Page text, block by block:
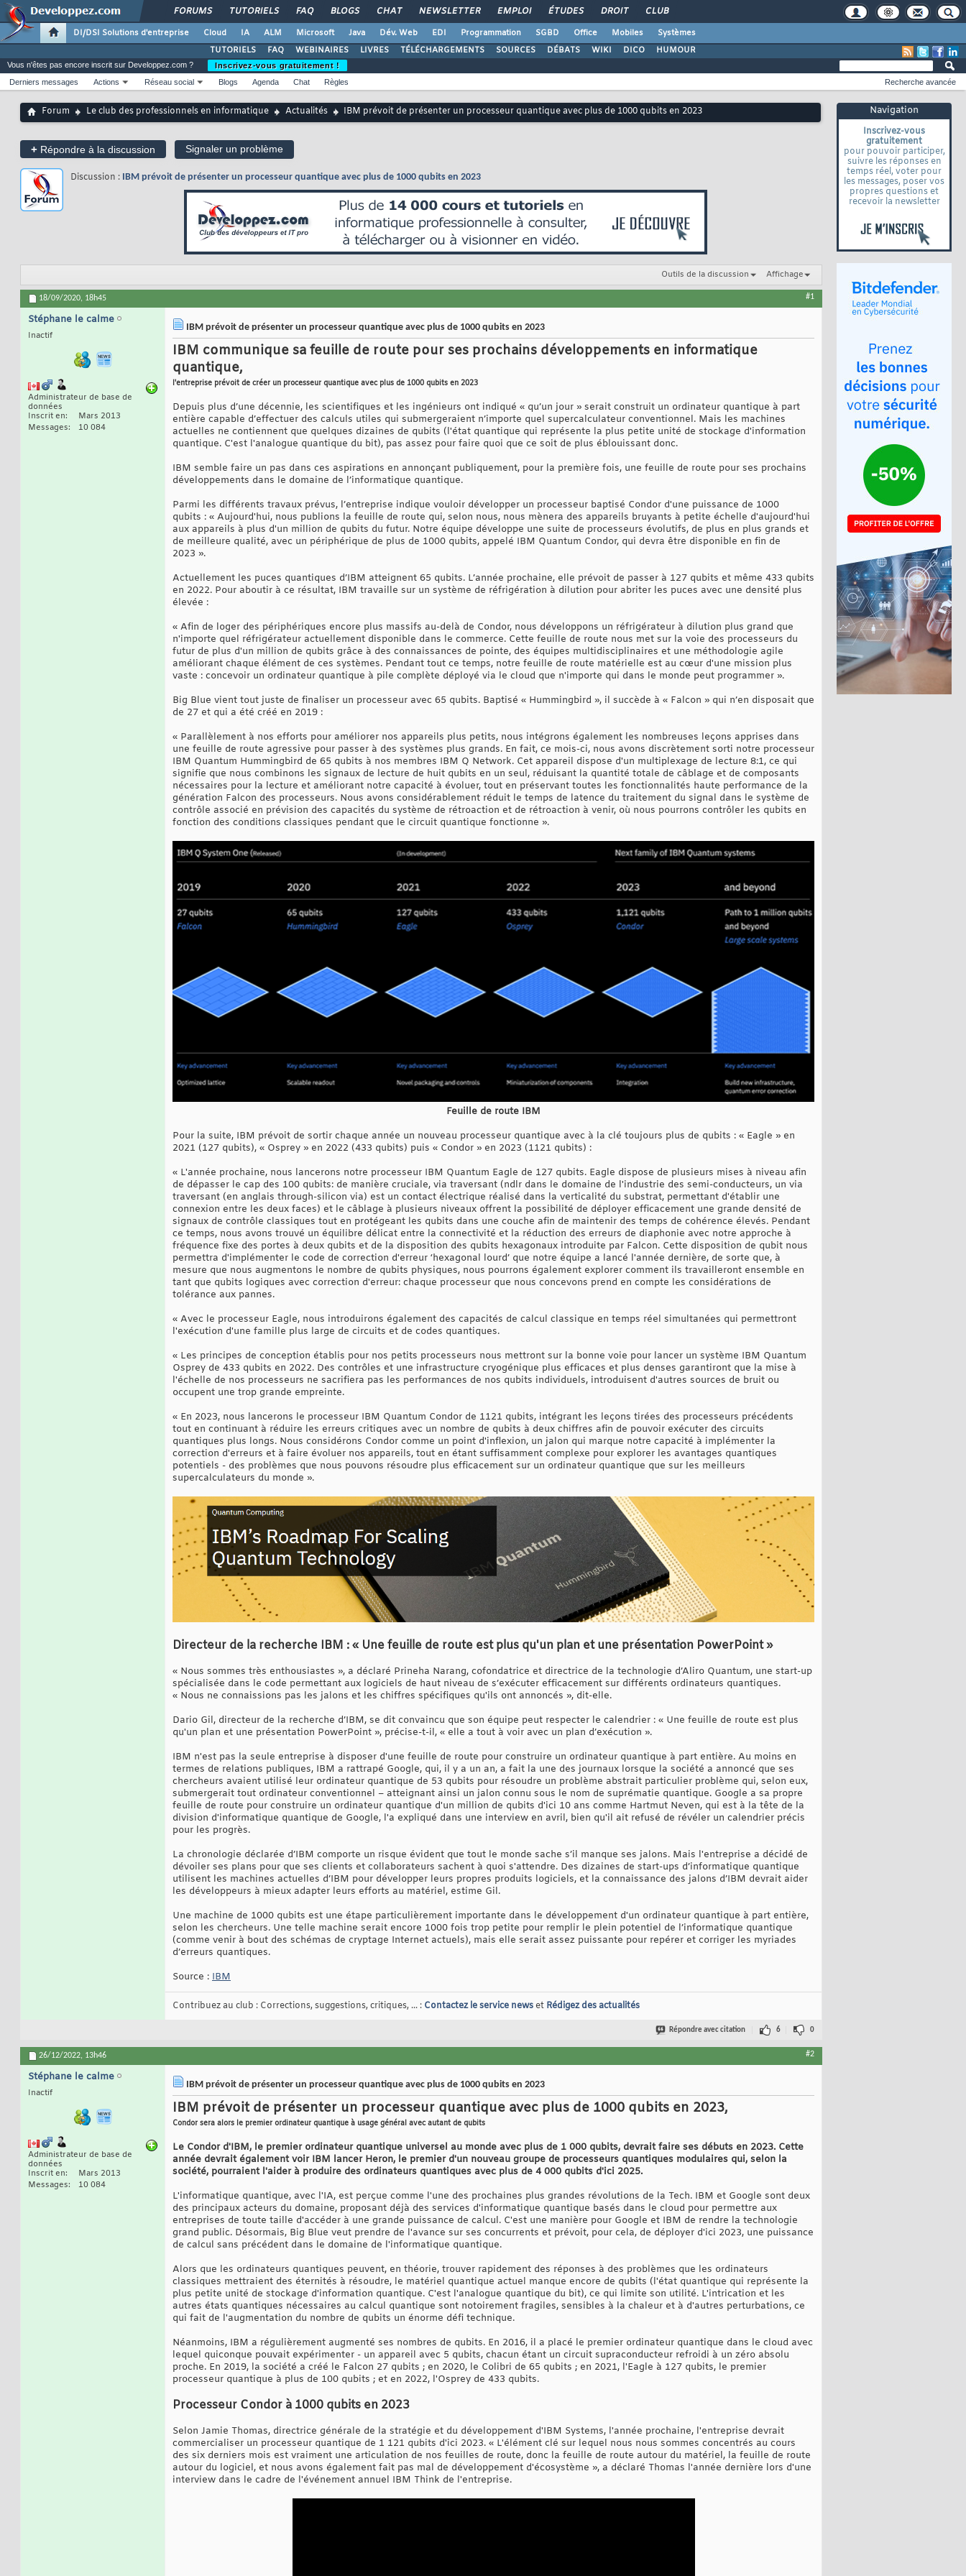
FORUMS TUTORIELS FAQ BLOGS CHAT NEWSLETTER EMPLOI ÉTUDES DROIT CLUB
DI/DSI Solutions d'entreprise Cloud IA ALM Microsoft Java Dév. Web EDI Programmation SGBD Office Mobiles
Systèmes
TUTORIELS
FAQ WEBINAIRES LIVRES TÉLÉCHARGEMENTS SOURCES DÉBATS WIKI DICO HUMOUR
Navigation
Inscrivez-vous
gratuitement
pour pouvoir participer,
suivre les réponses en
temps réel, voter pour
les messages, poser vos
propres questions et
recevoir la newsletter
Vous n'êtes pas encore inscrit sur Developpez.com ?
Inscrivez-vous gratuitement !
Derniers messages
Actions Réseau social Blogs Agenda Chat Règles Recherche avancée
Forum Le club des professionnels en informatique Actualités IBM prévoit de présenter un processeur quantique avec plus de 1000 qubits en 2023
+ Répondre à la discussion Signaler un problème
Discussion : IBM prévoit de présenter un processeur quantique avec plus de 1000 qubits en 2023
Outils de la discussion Affichage
18/09/2020, 18h45 #1
Stéphane le calme
Inactif
Administrateur de base de
données
Inscrit en
Mars 2013
Messages
10 084
IBM prévoit de présenter un processeur quantique avec plus de 1000 qubits en 2023
IBM communique sa feuille de route pour ses prochains développements en informatique
quantique,
l'entreprise prévoit de créer un processeur quantique avec plus de 1000 qubits en 2023
Depuis plus d’une décennie, les scientifiques et les ingénieurs ont indiqué « qu’un jour » serait construit un ordinateur quantique à part
entière capable d’effectuer des calculs utiles qui submergeraient n’importe quel supercalculateur conventionnel. Mais les machines
actuelles ne contiennent que quelques dizaines de qubits (l'état quantique qui représente la plus petite unité de stockage d'information
quantique. C'est l'analogue quantique du bit), pas assez pour faire quoi que ce soit de plus éblouissant donc.
IBM semble faire un pas dans ces aspirations en annonçant publiquement, pour la première fois, une feuille de route pour ses prochains
développements dans le domaine de l’informatique quantique.
Parmi les différents travaux prévus, l’entreprise indique vouloir développer un processeur baptisé Condor d'une puissance de 1000
qubits : « Aujourd'hui, nous publions la feuille de route qui, selon nous, nous mènera des appareils bruyants à petite échelle d'aujourd'hui
aux appareils à plus d'un million de qubits du futur. Notre équipe développe une suite de processeurs évolutifs, de plus en plus grands et
de meilleure qualité, avec un périphérique de plus de 1000 qubits, appelé IBM Quantum Condor, qui devra être disponible en fin de
2023 ».
Actuellement les puces quantiques d’IBM atteignent 65 qubits. L’année prochaine, elle prévoit de passer à 127 qubits et même 433 qubits
en 2022. Pour aboutir à ce résultat, IBM travaille sur un système de réfrigération à dilution pour abriter les puces avec une densité plus
élevée :
« Afin de loger des périphériques encore plus massifs au-delà de Condor, nous développons un réfrigérateur à dilution plus grand que
n'importe quel réfrigérateur actuellement disponible dans le commerce. Cette feuille de route nous met sur la voie des processeurs du
futur de plus d'un million de qubits grâce à des connaissances de pointe, des équipes multidisciplinaires et une méthodologie agile
améliorant chaque élément de ces systèmes. Pendant tout ce temps, notre feuille de route matérielle est au cœur d'une mission plus
vaste : concevoir un ordinateur quantique à pile complète déployé via le cloud que n'importe qui dans le monde peut programmer ».
Big Blue vient tout juste de finaliser un processeur avec 65 qubits. Baptisé « Hummingbird », il succède à « Falcon » qui n’en disposait que
de 27 et qui a été créé en 2019 :
« Parallèlement à nos efforts pour améliorer nos appareils plus petits, nous intégrons également les nombreuses leçons apprises dans
une feuille de route agressive pour passer à des systèmes plus grands. En fait, ce mois-ci, nous avons discrètement sorti notre processeur
IBM Quantum Hummingbird de 65 qubits à nos membres IBM Q Network. Cet appareil dispose d'un multiplexage de lecture 8:1, ce qui
signifie que nous combinons les signaux de lecture de huit qubits en un seul, réduisant la quantité totale de câblage et de composants
nécessaires pour la lecture et améliorant notre capacité à évoluer, tout en préservant toutes les fonctionnalités haute performance de la
génération Falcon des processeurs. Nous avons considérablement réduit le temps de latence du traitement du signal dans le système de
contrôle associé en prévision des capacités du système de rétroaction et de rétroaction à venir, où nous pourrons contrôler les qubits en
fonction des conditions classiques pendant que le circuit quantique fonctionne ».
Feuille de route IBM
Pour la suite, IBM prévoit de sortir chaque année un nouveau processeur quantique avec à la clé toujours plus de qubits : « Eagle » en
2021 (127 qubits), « Osprey » en 2022 (433 qubits) puis « Condor » en 2023 (1121 qubits) :
« L'année prochaine, nous lancerons notre processeur IBM Quantum Eagle de 127 qubits. Eagle dispose de plusieurs mises à niveau afin
de dépasser le cap des 100 qubits: de manière cruciale, via traversant (ndlr dans le domaine de l'industrie des semi-conducteurs, un via
traversant (en anglais through-silicon via) est un contact électrique réalisé dans la verticalité du substrat, permettant d'établir une
connexion entre les deux faces) et le câblage à plusieurs niveaux offrent la possibilité de déployer efficacement une grande densité de
signaux de contrôle classiques tout en protégeant les qubits dans une couche afin de maintenir des temps de cohérence élevés. Pendant
ce temps, nous avons trouvé un équilibre délicat entre la connectivité et la réduction des erreurs de diaphonie avec notre approche à
fréquence fixe des portes à deux qubits et de la disposition des qubits hexagonaux introduite par Falcon. Cette disposition de qubit nous
permettra d'implémenter le code de correction d'erreur ‘hexagonal lourd’ que notre équipe a lancé l'année dernière, de sorte que, à
mesure que nous augmentons le nombre de qubits physiques, nous pourrons également explorer comment ils travailleront ensemble en
tant que qubits logiques avec correction d'erreur: chaque processeur que nous concevons prend en compte les considérations de
tolérance aux pannes.
« Avec le processeur Eagle, nous introduirons également des capacités de calcul classique en temps réel simultanées qui permettront
l'exécution d'une famille plus large de circuits et de codes quantiques.
« Les principes de conception établis pour nos petits processeurs nous mettront sur la bonne voie pour lancer un système IBM Quantum
Osprey de 433 qubits en 2022. Des contrôles et une infrastructure cryogénique plus efficaces et plus denses garantiront que la mise à
l'échelle de nos processeurs ne sacrifiera pas les performances de nos qubits individuels, introduisent d'autres sources de bruit ou
occupent une trop grande empreinte.
« En 2023, nous lancerons le processeur IBM Quantum Condor de 1121 qubits, intégrant les leçons tirées des processeurs précédents
tout en continuant à réduire les erreurs critiques avec un nombre de qubits à deux chiffres afin de pouvoir exécuter des circuits
quantiques plus longs. Nous considérons Condor comme un point d'inflexion, un jalon qui marque notre capacité à implémenter la
correction d'erreurs et à faire évoluer nos appareils, tout en étant suffisamment complexe pour explorer les avantages quantiques
potentiels - des problèmes que nous pouvons résoudre plus efficacement sur un ordinateur quantique que sur les meilleurs
supercalculateurs du monde ».
Directeur de la recherche IBM : « Une feuille de route est plus qu'un plan et une présentation PowerPoint »
« Nous sommes très enthousiastes », a déclaré Prineha Narang, cofondatrice et directrice de la technologie d’Aliro Quantum, une start-up
spécialisée dans le code permettant aux logiciels de haut niveau de s’exécuter efficacement sur différents ordinateurs quantiques.
« Nous ne connaissions pas les jalons et les chiffres spécifiques qu'ils ont annoncés », dit-elle.
Dario Gil, directeur de la recherche d’IBM, se dit convaincu que son équipe peut respecter le calendrier : « Une feuille de route est plus
qu'un plan et une présentation PowerPoint », précise-t-il, « elle a tout à voir avec un plan d’exécution ».
IBM n'est pas la seule entreprise à disposer d'une feuille de route pour construire un ordinateur quantique à part entière. Au moins en
termes de relations publiques, IBM a rattrapé Google, qui, il y a un an, a fait la une des journaux lorsque la société a annoncé que ses
chercheurs avaient utilisé leur ordinateur quantique de 53 qubits pour résoudre un problème abstrait particulier problème qui, selon eux,
submergerait tout ordinateur conventionnel – atteignant ainsi un jalon connu sous le nom de suprématie quantique. Google a sa propre
feuille de route pour construire un ordinateur quantique d'un million de qubits d'ici 10 ans comme Hartmut Neven, qui est à la tête de la
division d'informatique quantique de Google, l'a expliqué dans une interview en avril, bien qu'il ait refusé de révéler un calendrier précis
pour les progrès.
La chronologie déclarée d’IBM comporte un risque évident que tout le monde sache s’il manque ses jalons. Mais l'entreprise a décidé de
dévoiler ses plans pour que ses clients et collaborateurs sachent à quoi s'attendre. Des dizaines de start-ups d’informatique quantique
utilisent les machines actuelles d’IBM pour développer leurs propres produits logiciels, et la connaissance des jalons d’IBM devrait aider
les développeurs à mieux adapter leurs efforts au matériel, estime Gil.
Une machine de 1000 qubits est une étape particulièrement importante dans le développement d'un ordinateur quantique à part entière,
selon les chercheurs. Une telle machine serait encore 1000 fois trop petite pour remplir le plein potentiel de l’informatique quantique
(comme venir à bout des schémas de cryptage Internet actuels), mais elle serait assez puissante pour repérer et corriger les myriades
d’erreurs quantiques.
Source : IBM
Contribuez au club : Corrections, suggestions, critiques, ... : Contactez le service newset Rédigez des actualités
Répondre avec citation 6 0
26/12/2022, 13h46 #2
Stéphane le calme
Inactif
Administrateur de base de
données
Inscrit en
Mars 2013
Messages
10 084
IBM prévoit de présenter un processeur quantique avec plus de 1000 qubits en 2023
IBM prévoit de présenter un processeur quantique avec plus de 1000 qubits en 2023,
Condor sera alors le premier ordinateur quantique à usage général avec autant de qubits
Le Condor d'IBM, le premier ordinateur quantique universel au monde avec plus de 1 000 qubits, devrait faire ses débuts en 2023. Cette
année devrait également voir IBM lancer Heron, le premier d'un nouveau groupe de processeurs quantiques modulaires qui, selon la
société, pourraient l'aider à produire des ordinateurs quantiques avec plus de 4 000 qubits d'ici 2025.
L'informatique quantique, avec l'IA, est perçue comme l'une des prochaines plus grandes révolutions de la Tech. IBM et Google sont deux
des principaux acteurs du domaine, proposant déjà des services d'informatique quantique basés dans le cloud pour permettre aux
entreprises de toute taille d'accéder à une grande puissance de calcul. C'est une manière pour Google et IBM de rendre la technologie
grand public. Désormais, Big Blue veut prendre de l'avance sur ses concurrents et prévoit, pour cela, de déployer d'ici 2023, une puissance
de calcul sans précédent dans le domaine de l'informatique quantique.
Alors que les ordinateurs quantiques peuvent, en théorie, trouver rapidement des réponses à des problèmes que les ordinateurs
classiques mettraient des éternités à résoudre, le matériel quantique actuel manque encore de qubits (l'état quantique qui représente la
plus petite unité de stockage d'information quantique. C'est l'analogue quantique du bit), ce qui limite son utilité. L'intrication et les
autres états quantiques nécessaires au calcul quantique sont notoirement fragiles, sensibles à la chaleur et à d'autres perturbations, ce
qui fait de l'augmentation du nombre de qubits un énorme défi technique.
Néanmoins, IBM a régulièrement augmenté ses nombres de qubits. En 2016, il a placé le premier ordinateur quantique dans le cloud avec
lequel quiconque pouvait expérimenter - un appareil avec 5 qubits, chacun étant un circuit supraconducteur refroidi à un zéro absolu
proche. En 2019, la société a créé le Falcon 27 qubits ; en 2020, le Colibri de 65 qubits ; en 2021, l'Eagle à 127 qubits, le premier
processeur quantique à plus de 100 qubits ; et en 2022, l'Osprey de 433 qubits.
Processeur Condor à 1000 qubits en 2023
Selon Jamie Thomas, directrice générale de la stratégie et du développement d'IBM Systems, l'année prochaine, l'entreprise devrait
commercialiser un processeur quantique de 1 121 qubits d'ici 2023. « L'élément clé sur lequel nous nous sommes concentrés au cours
des six derniers mois est vraiment une articulation de nos feuilles de route, donc la feuille de route autour du matériel, la feuille de route
autour du logiciel, et nous avons également fait pas mal de développement d'écosystème », a déclaré Thomas l'année dernière lors d'une
interview dans le cadre de l'événement annuel IBM Think de l'entreprise.